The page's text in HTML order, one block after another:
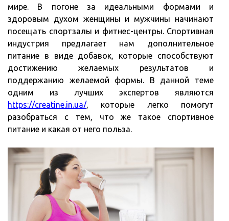
мире. В погоне за идеальными формами и
здоровым духом женщины и мужчины начинают
посещать спортзалы и фитнес-центры. Спортивная
индустрия предлагает нам дополнительное
питание в виде добавок, которые способствуют
достижению желаемых результатов и
поддержанию желаемой формы. В данной теме
одним из лучших экспертов являются
https://creatine.in.ua/, которые легко помогут
разобраться с тем, что же такое спортивное
питание и какая от него польза.